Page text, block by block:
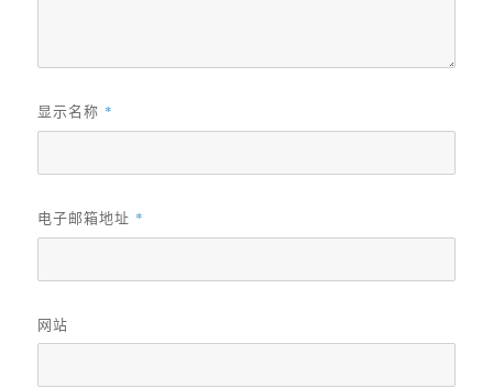
显示名称 *
电子邮箱地址 *
网站